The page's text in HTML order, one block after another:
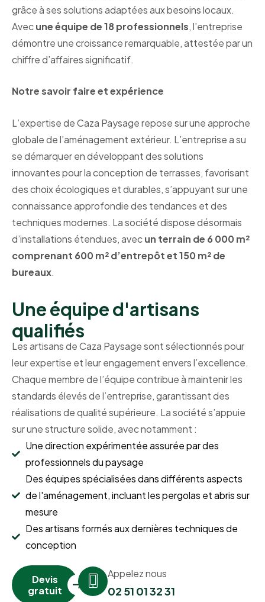
grâce à ses solutions adaptées aux besoins locaux.
Avecune équipe de 18 professionnels, l’entreprise
démontre une croissance remarquable, attestée par un
chiffre d’affaires significatif.
Notre savoir faire et expérience
L’expertise de Caza Paysage repose sur une approche
globale de l’aménagement extérieur. L’entreprise a su
se démarquer en développant des solutions
innovantes pour la conception de terrasses, favorisant
des choix écologiques et durables, s’appuyant sur une
connaissance approfondie des tendances et des
techniques modernes. La société dispose désormais
d’installations étendues, avecun terrain de 6 000 m²
comprenant 600 m² d’entrepôt et 150 m² de
bureaux.
Une équipe d'artisans
qualifiés
Les artisans de Caza Paysage sont sélectionnés pour
leur expertise et leur engagement envers l’excellence.
Chaque membre de l’équipe contribue à maintenir les
standards élevés de l’entreprise, garantissant des
réalisations de qualité supérieure. La société s’appuie
sur une structure solide, avec notamment :
Une direction expérimentée assurée par des
professionnels du paysage
Des équipes spécialisées dans différents aspects
de l'aménagement, incluant les pergolas et abris sur
mesure
Des artisans formés aux dernières techniques de
conception
Devis
gratuit
Appelez nous
02 51 01 32 31